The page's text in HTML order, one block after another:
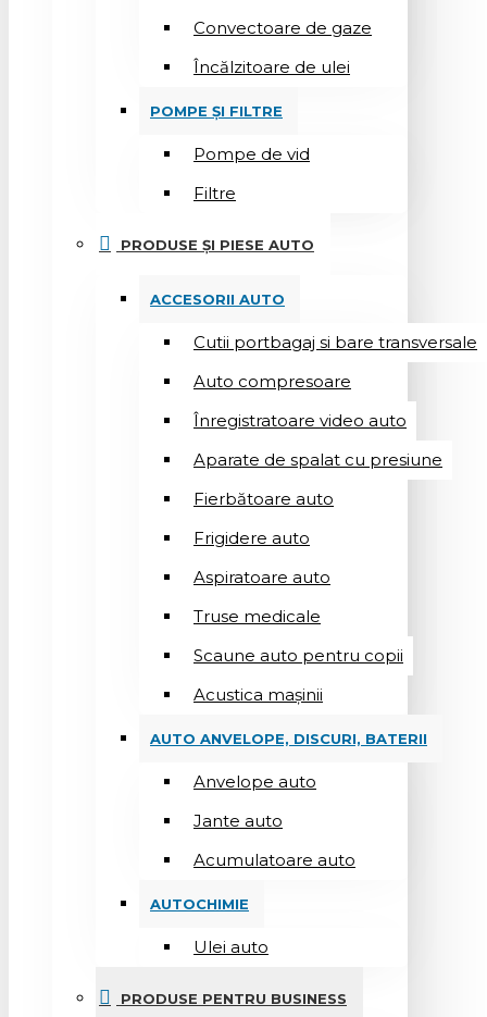
Convectoare de gaze
Încălzitoare de ulei
POMPE ȘI FILTRE
Pompe de vid
Filtre
PRODUSE ȘI PIESE AUTO
ACCESORII AUTO
Cutii portbagaj si bare transversale
Auto compresoare
Înregistratoare video auto
Aparate de spalat cu presiune
Fierbătoare auto
Frigidere auto
Aspiratoare auto
Truse medicale
Scaune auto pentru copii
Acustica mașinii
AUTO ANVELOPE, DISCURI, BATERII
Anvelope auto
Jante auto
Acumulatoare auto
AUTOCHIMIE
Ulei auto
PRODUSE PENTRU BUSINESS